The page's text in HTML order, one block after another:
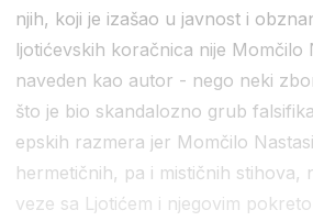
njih, koji je izašao u javnost i
ljotićevskih koračnica nije Momčilo
naveden kao autor - nego neki
što je bio skandalozno grub
epskih razmera jer Momčilo
hermetičnih, pa i mističnih stihova,
veze sa Ljotićem i njegovim